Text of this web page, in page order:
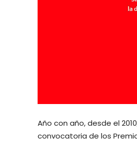
Año con año, desde el
convocatoria de los